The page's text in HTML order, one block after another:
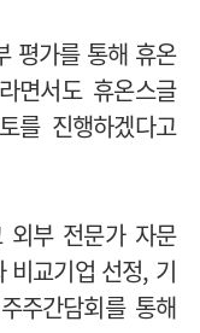
평가를 통해 휴온
면서도 휴온스글
를 진행하겠다고
외부 전문가 자문
비교기업 선정, 기
주간담회를 통해